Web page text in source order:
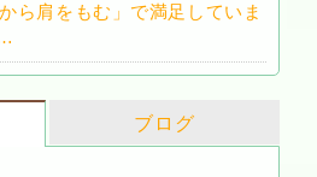
から肩をもむ」で満足していま
ブログ